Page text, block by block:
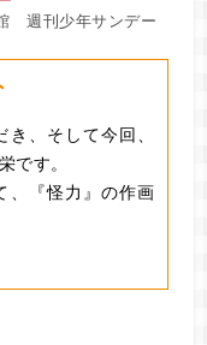
週刊少年サンデー
、そして今回、
です。
、『怪力』の作画